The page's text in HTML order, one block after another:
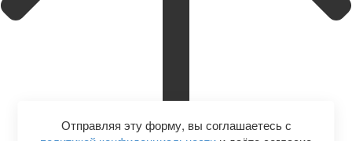
Отправляя эту форму, вы соглашаетесь с